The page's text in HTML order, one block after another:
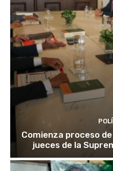
Comienza proceso
jueces de la